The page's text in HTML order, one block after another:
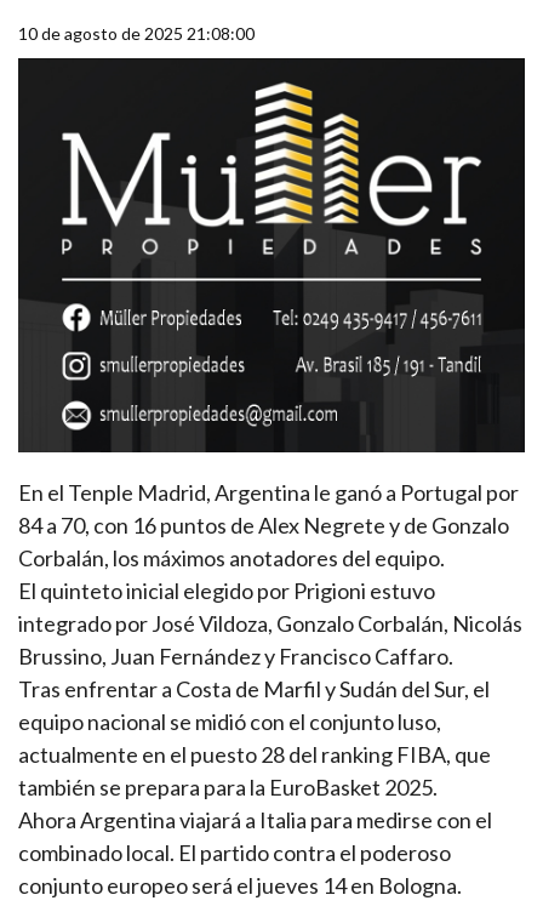
10 de agosto de 2025 21:08:00
En el Tenple Madrid, Argentina le ganó a Portugal por
84 a 70, con 16 puntos de Alex Negrete y de Gonzalo
Corbalán, los máximos anotadores del equipo.
El quinteto inicial elegido por Prigioni estuvo
integrado por José Vildoza, Gonzalo Corbalán, Nicolás
Brussino, Juan Fernández y Francisco Caffaro.
Tras enfrentar a Costa de Marfil y Sudán del Sur, el
equipo nacional se midió con el conjunto luso,
actualmente en el puesto 28 del ranking FIBA, que
también se prepara para la EuroBasket 2025.
Ahora Argentina viajará a Italia para medirse con el
combinado local. El partido contra el poderoso
conjunto europeo será el jueves 14 en Bologna.